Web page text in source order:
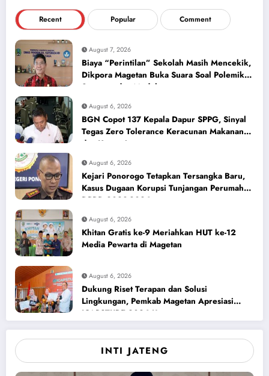
Recent Popular Comment
August 7, 2026
Biaya “Perintilan” Sekolah Masih Mencekik,
Dikpora Magetan Buka Suara Soal Polemik
Seragam dan Modul
August 6, 2026
BGN Copot 137 Kepala Dapur SPPG, Sinyal
Tegas Zero Tolerance Keracunan Makanan
dan Korupsi
August 6, 2026
Kejari Ponorogo Tetapkan Tersangka Baru,
Kasus Dugaan Korupsi Tunjangan Perumahan
DPRD 2023-2026
August 6, 2026
Khitan Gratis ke-9 Meriahkan HUT ke-12
Media Pewarta di Magetan
August 6, 2026
Dukung Riset Terapan dan Solusi
Lingkungan, Pemkab Magetan Apresiasi
ICAPSTURE 2026 Unesa
INTI JATENG